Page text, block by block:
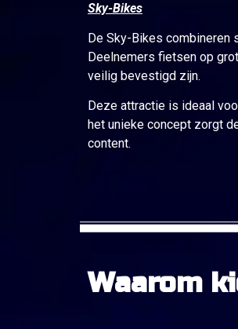
Sky-Bikes
De Sky-Bikes combineren
Deelnemers fietsen op
veilig bevestigd zijn.
Deze attractie is ideaal
het unieke concept zorgt
content.
Waarom